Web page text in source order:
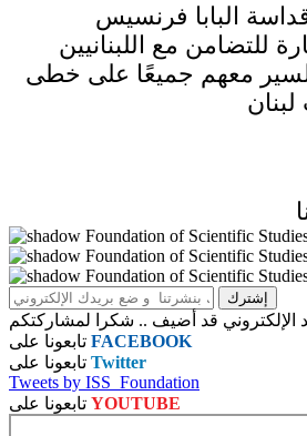
البابا فرنسيس
للتضامن مع اللبنانيين
معهم جميعًا على خطى
الإلكتروني قد أضيف .. شكرا لمشاركتكم
FACEBOOK
Twitter
Tweets by ISS_Foundation
YOUTUBE